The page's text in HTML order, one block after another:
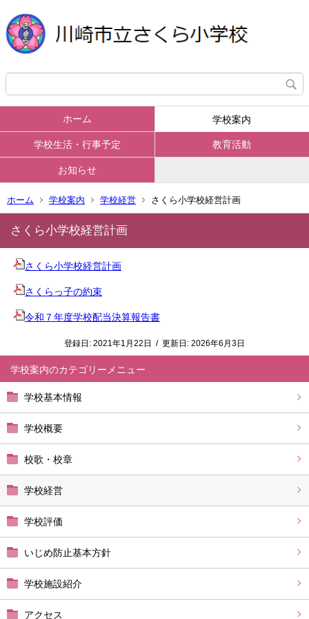
ホーム 学校案内
学校生活・行事予定 教育活動
お知らせ
ホーム 学校案内 学校経営 さくら小学校経営計画
学校案内
学校基本情報
学校概要
校歌・校章
学校経営
学校評価
いじめ防止基本方針
学校施設紹介
アクセス
さくら小学校経営計画
さくら小学校経営計画
さくらっ子の約束
令和７年度学校配当決算報告書
登録日: 2021年1月22日 / 更新日: 2026年6月3日